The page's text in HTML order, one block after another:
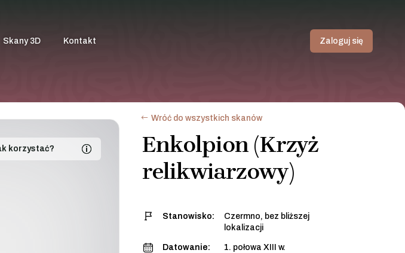
Skany 3D Kontakt Zaloguj się
korzystać?
Wróć do wszystkich skanów
Enkolpion (Krzyż
relikwiarzowy)
Stanowisko:
Czermno, bez bliższej
lokalizacji
Datowanie: 1. połowa XIII w.